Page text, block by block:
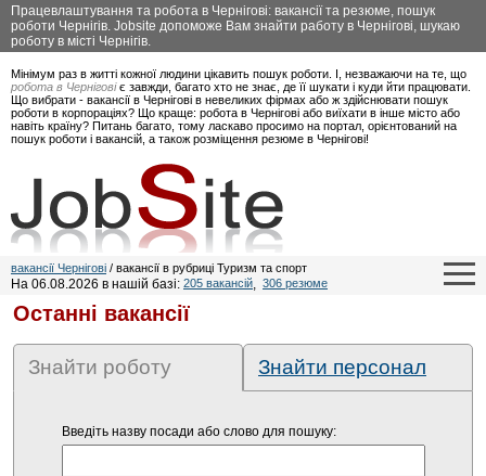
Працевлаштування та робота в Чернігові: вакансії та резюме, пошук
роботи Чернігів. Jobsite допоможе Вам знайти работу в Чернігові, шукаю
роботу в місті Чернігів.
Мінімум раз в житті кожної людини цікавить пошук роботи. І, незважаючи на те, що
робота в Черніговіє завжди, багато хто не знає, де її шукати і куди йти працювати.
Що вибрати - вакансії в Чернігові в невеликих фірмах або ж здійснювати пошук
роботи в корпораціях? Що краще: робота в Чернігові або виїхати в інше місто або
навіть країну? Питань багато, тому ласкаво просимо на портал, орієнтований на
пошук роботи і вакансій, а також розміщення резюме в Чернігові!
вакансії Чернігові / вакансії в рубриці Туризм та спорт
На 06.08.2026 в нашій базі: 205 вакансій, 306 резюме
Останні вакансії
Знайти роботу Знайти персонал
Введіть назву посади або слово для пошуку: